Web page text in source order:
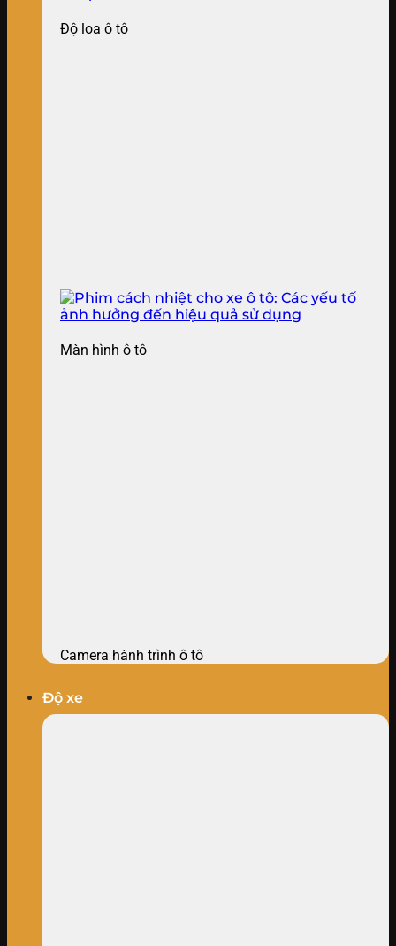
Độ loa ô tô
Màn hình ô tô
Camera hành trình ô tô
Độ xe